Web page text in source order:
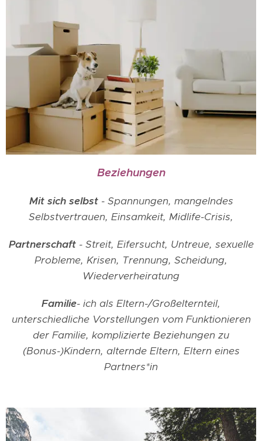
Beziehungen
Mit sich selbst- Spannungen, mangelndes
Selbstvertrauen, Einsamkeit, Midlife-Crisis,
Partnerschaft- Streit, Eifersucht, Untreue, sexuelle
Probleme, Krisen, Trennung, Scheidung,
Wiederverheiratung
Familie- ich als Eltern-/Großelternteil,
unterschiedliche Vorstellungen vom Funktionieren
der Familie, komplizierte Beziehungen zu
(Bonus-)Kindern, alternde Eltern, Eltern eines
Partners*in